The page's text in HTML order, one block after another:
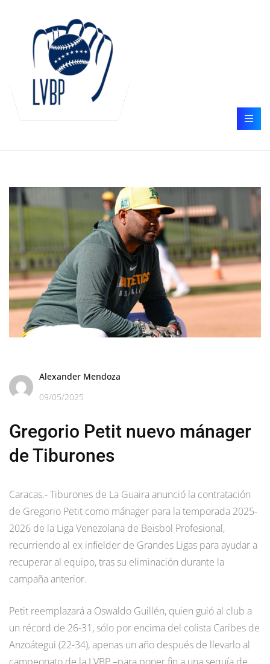
Alexander Mendoza
09/05/2025
Gregorio Petit nuevo mánager
de Tiburones
Caracas.- Tiburones de La Guaira anunció la contratación
de Gregorio Petit como mánager para la temporada 2025-
2026 de la Liga Venezolana de Beisbol Profesional,
recurriendo al ex infielder de Grandes Ligas para ayudar a
recuperar al equipo, tras su eliminación durante la
campaña anterior.
Petit reemplazará a Oswaldo Guillén, quien guió al club a
un récord de 26-31, sólo por encima del colista Caribes de
Anzoátegui (22-34), apenas un año después de llevarlo al